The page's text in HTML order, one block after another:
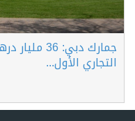
جمارك دبي:
التجاري الأول...